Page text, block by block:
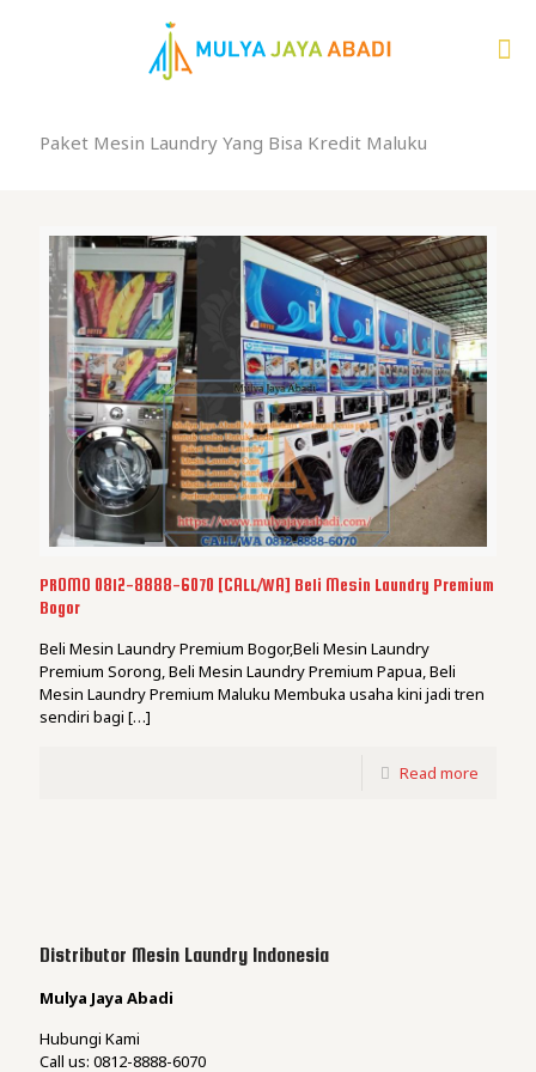
Paket Mesin Laundry Yang Bisa Kredit Maluku
PROMO 0812-8888-6070 [CALL/WA] Beli Mesin Laundry Premium
Bogor
Beli Mesin Laundry Premium Bogor,Beli Mesin Laundry
Premium Sorong, Beli Mesin Laundry Premium Papua, Beli
Mesin Laundry Premium Maluku Membuka usaha kini jadi tren
sendiri bagi […]
Read more
Distributor Mesin Laundry Indonesia
Mulya Jaya Abadi
Hubungi Kami
Call us: 0812-8888-6070